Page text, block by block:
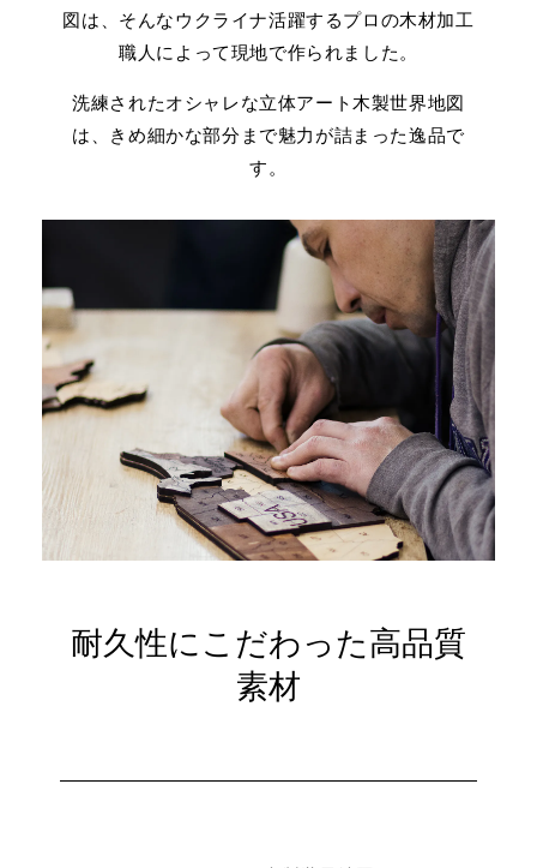
図は、そんなウクライナ活躍するプロの木材加工
職人によって現地で作られました。
洗練されたオシャレな立体アート木製世界地図
は、きめ細かな部分まで魅力が詰まった逸品で
す。
耐久性にこだわった高品質
素材